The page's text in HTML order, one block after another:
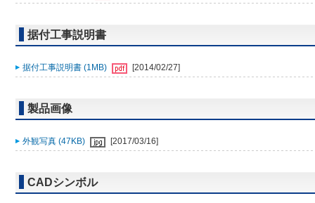
据付工事説明書
据付工事説明書 (1MB) [2014/02/27]
製品画像
外観写真 (47KB) [2017/03/16]
CADシンボル